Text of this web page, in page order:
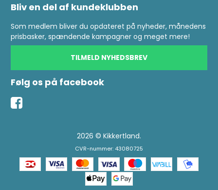
Bliv en del af kundeklubben
Som medlem bliver du opdateret på nyheder, månedens
prisbasker, spændende kampagner og meget mere!
TILMELD NYHEDSBREV
Følg os på facebook
2026 © Kikkertland.
CVR-nummer: 43080725